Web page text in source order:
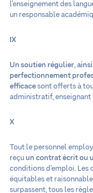
l’enseignement des
un responsable
IX
Un soutien régulier,
perfectionnement
efficace sont offerts à
administratif, enseignant
X
Tout le personnel
reçu un contrat écrit ou
conditions d’emploi. Les
équitables et
surpassent, tous les